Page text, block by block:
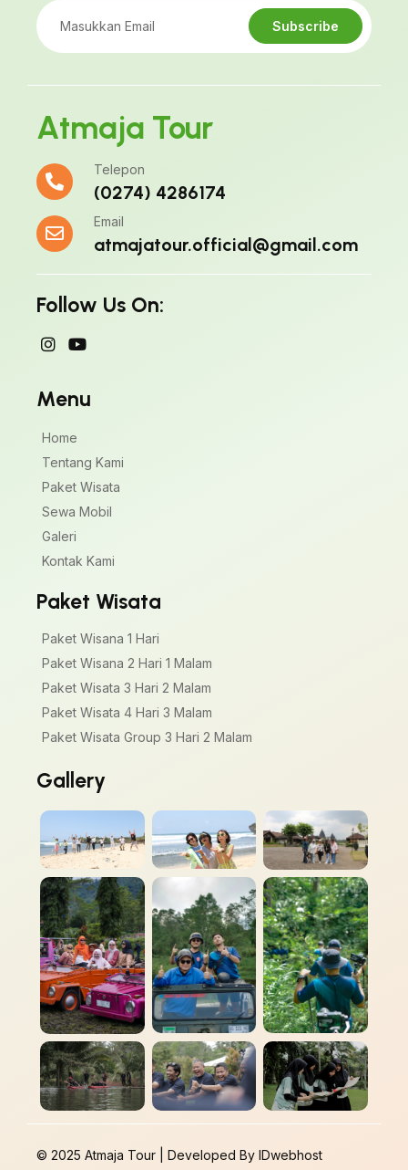
Subscribe
Atmaja Tour
Telepon
(0274) 4286174
Email
atmajatour.official@gmail.com
Follow Us On:
Menu
Home
Tentang Kami
Paket Wisata
Sewa Mobil
Galeri
Kontak Kami
Paket Wisata
Paket Wisana 1 Hari
Paket Wisana 2 Hari 1 Malam
Paket Wisata 3 Hari 2 Malam
Paket Wisata 4 Hari 3 Malam
Paket Wisata Group 3 Hari 2 Malam
Gallery
© 2025 Atmaja Tour | Developed By IDwebhost